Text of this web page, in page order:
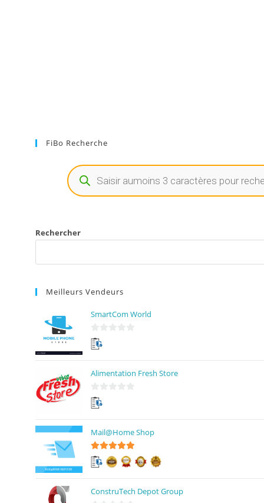
FiBo Recherche
Rechercher
Meilleurs Vendeurs
SmartCom World
0
s
r
Alimentation Fresh Store
0
s
r
5
Mail@Home Shop
5sur 5
ConstruTech Depot Group